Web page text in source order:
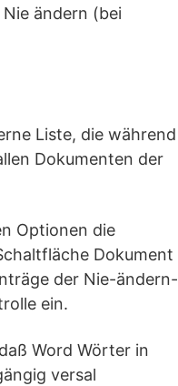
ändern (bei
Liste, die während
Dokumenten der
Optionen die
Dokument
der Nie-ändern-
ein.
Word Wörter in
versal